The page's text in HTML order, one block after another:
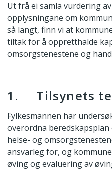
Ut frå ei samla vurdering
opplysningane om
så langt, finn vi at
tiltak for å oppretthalde
omsorgstenestene og
1. Tilsynets
Fylkesmannen har
overordna
helse- og
ansvarleg for, og
øving og evaluering av